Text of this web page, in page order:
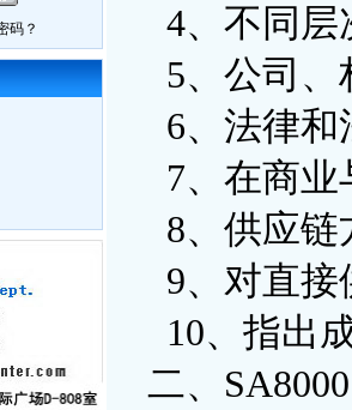
验厂
厂合格
月15日获得
无锡召开
司辅导下
为苏州最
理咨询有
上半年业
次性通过
码？
4、不同层
5、公司、
6、法律和
7、在商业
8、供应链
9、对直接
10、指出
二、